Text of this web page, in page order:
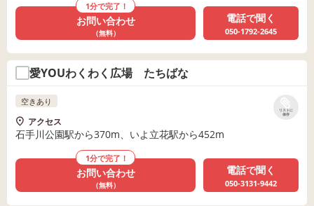
1分で完了！
お問い合わせ
（無料）
電話で聞く
050-1792-2645
愛YOUわくわく広場 たちばな
リストに
保存
空きあり
アクセス
石手川公園駅から370m、いよ立花駅から452m
1分で完了！
お問い合わせ
（無料）
電話で聞く
050-3131-9442